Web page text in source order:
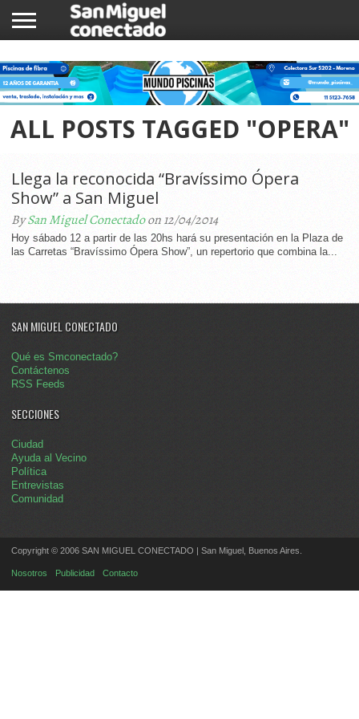
NOTICIAS
COMUNIDAD
COMERCIOS
ALL POSTS TAGGED "OPERA"
Llega la reconocida “Bravíssimo Ópera
Show” a San Miguel
BySan Miguel Conectadoon 12/04/2014
Hoy sábado 12 a partir de las 20hs hará su presentación en la Plaza de
las Carretas “Bravíssimo Ópera Show”, un repertorio que combina la...
SAN MIGUEL CONECTADO
Qué es Smconectado?
Contáctenos
RSS Feeds
SECCIONES
Ciudad
Ayuda al Vecino
Política
Entrevistas
Comunidad
Copyright © 2006 SAN MIGUEL CONECTADO | San Miguel, Buenos Aires.
Nosotros Publicidad Contacto